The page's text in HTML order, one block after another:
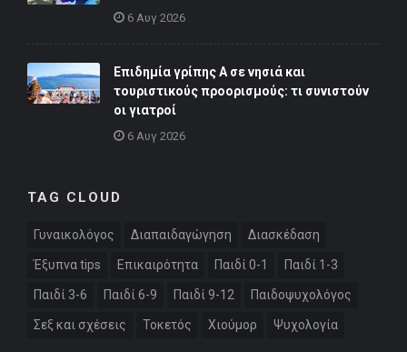
6 Αυγ 2026
Επιδημία γρίπης Α σε νησιά και
τουριστικούς προορισμούς: τι συνιστούν
οι γιατροί
6 Αυγ 2026
TAG CLOUD
Γυναικολόγος Διαπαιδαγώγηση Διασκέδαση
Έξυπνα tips Επικαιρότητα Παιδί 0-1 Παιδί 1-3
Παιδί 3-6 Παιδί 6-9 Παιδί 9-12 Παιδοψυχολόγος
Σεξ και σχέσεις Τοκετός Χιούμορ Ψυχολογία